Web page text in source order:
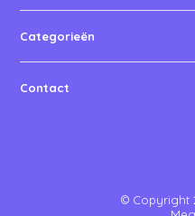
Categorieën
Contact
© Copyright